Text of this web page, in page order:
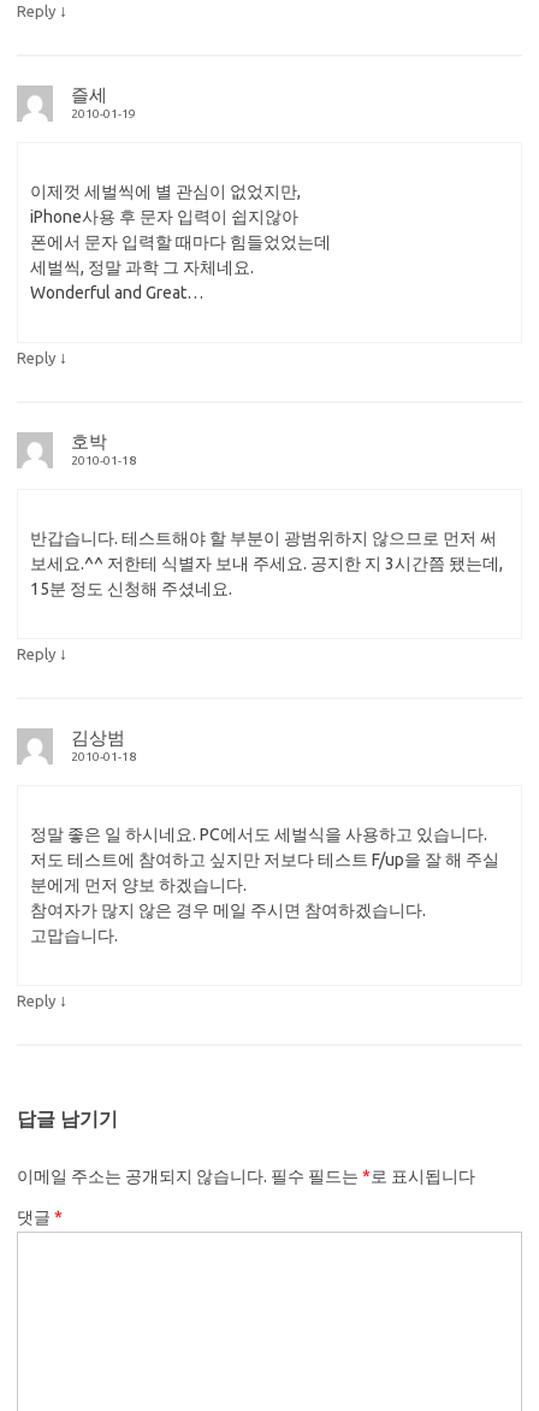
Reply ↓
즐세
2010-01-19
이제껏 세벌씩에 별 관심이 없었지만,
iPhone사용 후 문자 입력이 쉽지않아
폰에서 문자 입력할 때마다 힘들었었는데
세벌씩, 정말 과학 그 자체네요.
Wonderful and Great…
Reply ↓
호박
2010-01-18
반갑습니다. 테스트해야 할 부분이 광범위하지 않으므로 먼저 써
보세요.^^ 저한테 식별자 보내 주세요. 공지한 지 3시간쯤 됐는데,
15분 정도 신청해 주셨네요.
Reply ↓
김상범
2010-01-18
정말 좋은 일 하시네요. PC에서도 세벌식을 사용하고 있습니다.
저도 테스트에 참여하고 싶지만 저보다 테스트 F/up을 잘 해 주실
분에게 먼저 양보 하겠습니다.
참여자가 많지 않은 경우 메일 주시면 참여하겠습니다.
고맙습니다.
Reply ↓
답글 남기기
이메일 주소는 공개되지 않습니다. 필수 필드는 *로 표시됩니다
댓글 *